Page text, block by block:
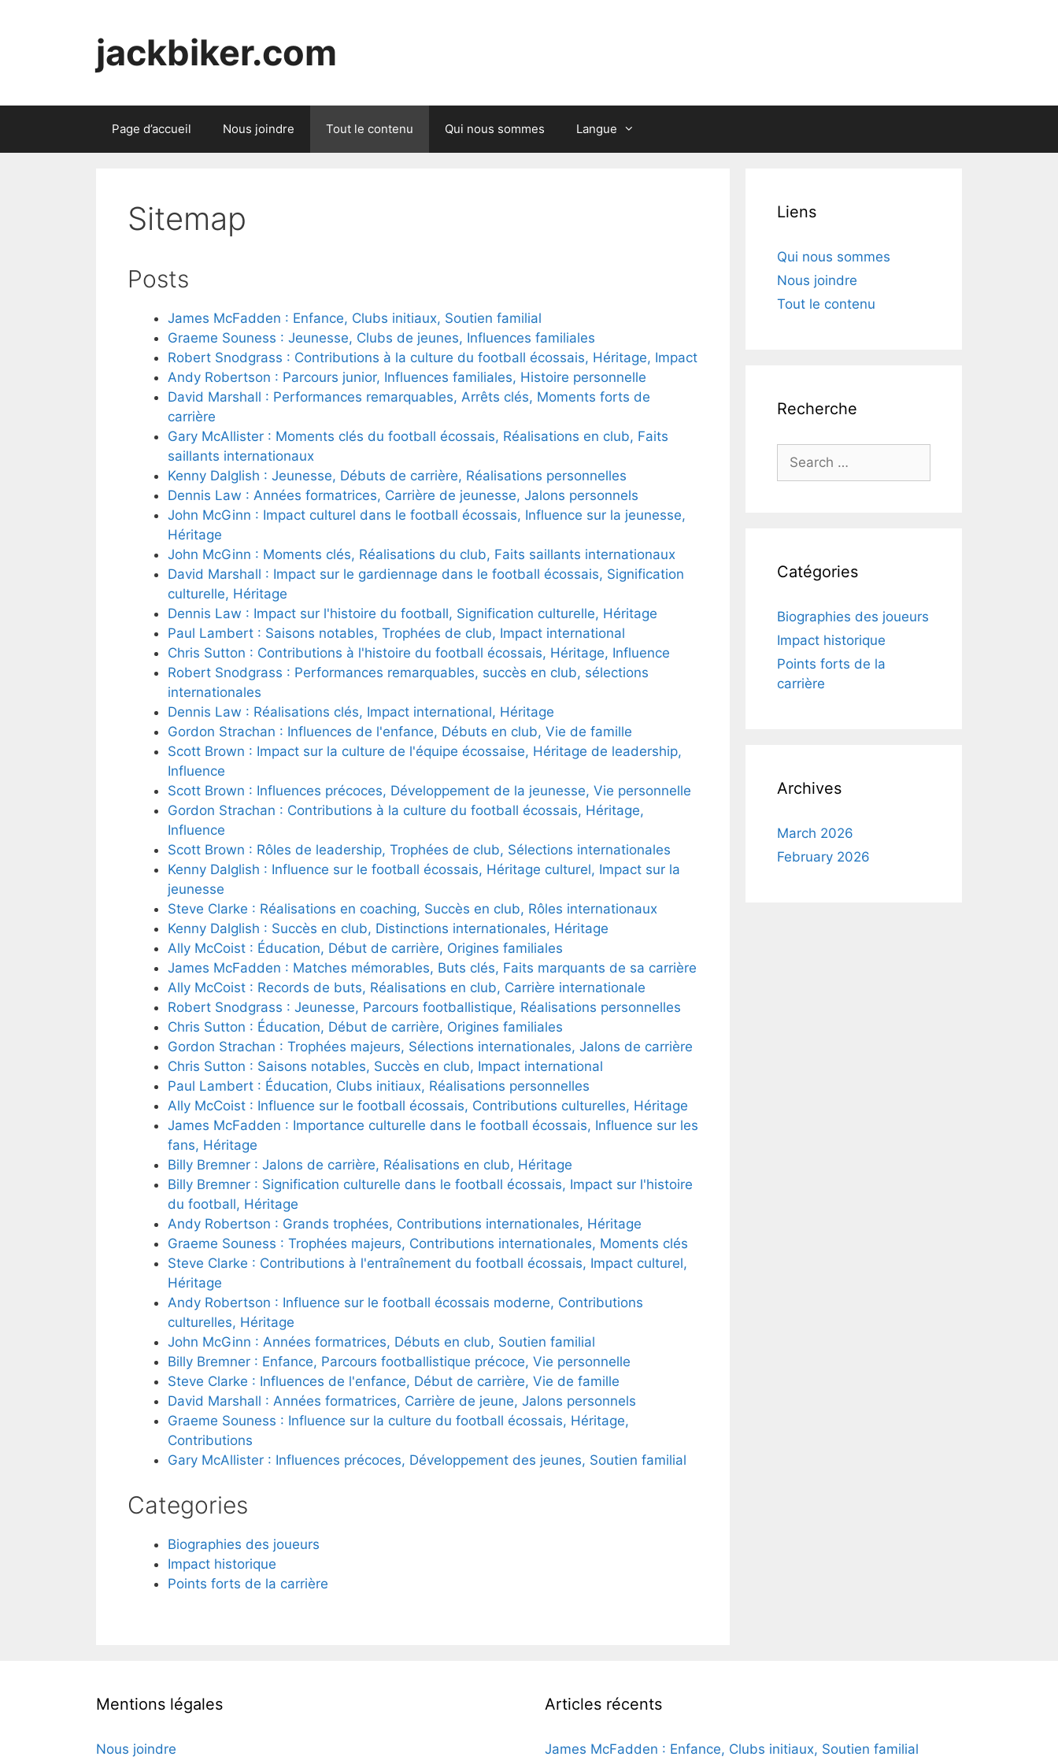
jackbiker.com
Page d’accueil Nous joindre Tout le contenu Qui nous sommes Langue
Sitemap
Posts
James McFadden : Enfance, Clubs initiaux, Soutien familial
Graeme Souness : Jeunesse, Clubs de jeunes, Influences familiales
Robert Snodgrass : Contributions à la culture du football écossais, Héritage, Impact
Andy Robertson : Parcours junior, Influences familiales, Histoire personnelle
David Marshall : Performances remarquables, Arrêts clés, Moments forts de
carrière
Gary McAllister : Moments clés du football écossais, Réalisations en club, Faits
saillants internationaux
Kenny Dalglish : Jeunesse, Débuts de carrière, Réalisations personnelles
Dennis Law : Années formatrices, Carrière de jeunesse, Jalons personnels
John McGinn : Impact culturel dans le football écossais, Influence sur la jeunesse,
Héritage
John McGinn : Moments clés, Réalisations du club, Faits saillants internationaux
David Marshall : Impact sur le gardiennage dans le football écossais, Signification
culturelle, Héritage
Dennis Law : Impact sur l'histoire du football, Signification culturelle, Héritage
Paul Lambert : Saisons notables, Trophées de club, Impact international
Chris Sutton : Contributions à l'histoire du football écossais, Héritage, Influence
Robert Snodgrass : Performances remarquables, succès en club, sélections
internationales
Dennis Law : Réalisations clés, Impact international, Héritage
Gordon Strachan : Influences de l'enfance, Débuts en club, Vie de famille
Scott Brown : Impact sur la culture de l'équipe écossaise, Héritage de leadership,
Influence
Scott Brown : Influences précoces, Développement de la jeunesse, Vie personnelle
Gordon Strachan : Contributions à la culture du football écossais, Héritage,
Influence
Scott Brown : Rôles de leadership, Trophées de club, Sélections internationales
Kenny Dalglish : Influence sur le football écossais, Héritage culturel, Impact sur la
jeunesse
Steve Clarke : Réalisations en coaching, Succès en club, Rôles internationaux
Kenny Dalglish : Succès en club, Distinctions internationales, Héritage
Ally McCoist : Éducation, Début de carrière, Origines familiales
James McFadden : Matches mémorables, Buts clés, Faits marquants de sa carrière
Ally McCoist : Records de buts, Réalisations en club, Carrière internationale
Robert Snodgrass : Jeunesse, Parcours footballistique, Réalisations personnelles
Chris Sutton : Éducation, Début de carrière, Origines familiales
Gordon Strachan : Trophées majeurs, Sélections internationales, Jalons de carrière
Chris Sutton : Saisons notables, Succès en club, Impact international
Paul Lambert : Éducation, Clubs initiaux, Réalisations personnelles
Ally McCoist : Influence sur le football écossais, Contributions culturelles, Héritage
James McFadden : Importance culturelle dans le football écossais, Influence sur les
fans, Héritage
Billy Bremner : Jalons de carrière, Réalisations en club, Héritage
Billy Bremner : Signification culturelle dans le football écossais, Impact sur l'histoire
du football, Héritage
Andy Robertson : Grands trophées, Contributions internationales, Héritage
Graeme Souness : Trophées majeurs, Contributions internationales, Moments clés
Steve Clarke : Contributions à l'entraînement du football écossais, Impact culturel,
Héritage
Andy Robertson : Influence sur le football écossais moderne, Contributions
culturelles, Héritage
John McGinn : Années formatrices, Débuts en club, Soutien familial
Billy Bremner : Enfance, Parcours footballistique précoce, Vie personnelle
Steve Clarke : Influences de l'enfance, Début de carrière, Vie de famille
David Marshall : Années formatrices, Carrière de jeune, Jalons personnels
Graeme Souness : Influence sur la culture du football écossais, Héritage,
Contributions
Gary McAllister : Influences précoces, Développement des jeunes, Soutien familial
Categories
Biographies des joueurs
Impact historique
Points forts de la carrière
Liens
Qui nous sommes
Nous joindre
Tout le contenu
Recherche
Search
for:
Catégories
Biographies des joueurs
Impact historique
Points forts de la
carrière
Archives
March 2026
February 2026
Mentions légales
Nous joindre
Articles récents
James McFadden : Enfance, Clubs initiaux, Soutien familial